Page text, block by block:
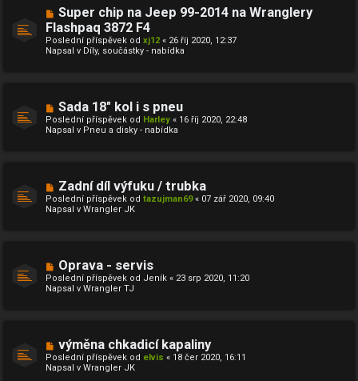
ě
v
e
k
N
o
v
ý
p
ě
v
e
k
Super chip na Jeep 99-2014 na Wranglery
Flashpaq 3872 F4
Poslední příspěvek od xj12 « 26 říj 2020, 12:37
Napsal v Díly, součástky - nabídka
N
o
v
ý
p
ě
v
Sada 18" kol i s pneu
Poslední příspěvek od Harley « 16 říj 2020, 22:48
Napsal v Pneu a disky - nabídka
N
o
v
ý
p
ě
v
Zadní díl výfuku / trubka
Poslední příspěvek od tazujman69« 07 zář 2020, 09:40
Napsal v Wrangler JK
N
o
v
ý
p
ě
v
Oprava - servis
Poslední příspěvek od Jeník « 23 srp 2020, 11:20
Napsal v Wrangler TJ
N
o
v
ý
výměna chkadicí kapaliny
Poslední příspěvek od elvis « 18 čer 2020, 16:11
Napsal v Wrangler JK